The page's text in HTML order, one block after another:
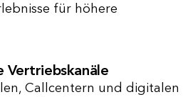
für höhere
Vertriebskanäle
Callcentern und digitalen